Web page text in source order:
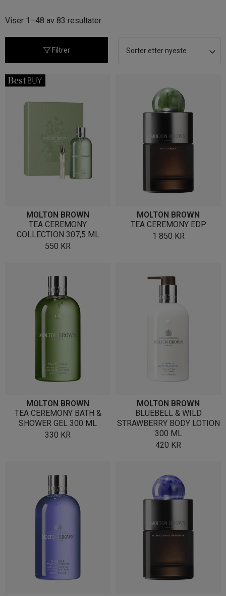
Viser 1–48 av 83 resultaterSortert
Filtrer
MOLTON BROWN
TEA CEREMONY
COLLECTION 307,5 ML
550 KR
MOLTON BROWN
TEA CEREMONY EDP
1 850 KR
MOLTON BROWN
TEA CEREMONY BATH &
SHOWER GEL 300 ML
330 KR
MOLTON BROWN
BLUEBELL & WILD
STRAWBERRY BODY LOTION
300 ML
420 KR